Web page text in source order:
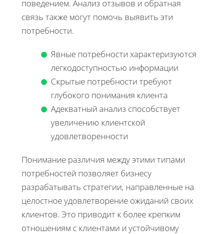
поведением. Анализ отзывов и обратная
связь также могут помочь выявить эти
потребности.
Явные потребности характеризуются
легкодоступностью информации
Скрытые потребности требуют
глубокого понимания клиента
Адекватный анализ способствует
увеличению клиентской
удовлетворенности
Понимание различия между этими типами
потребностей позволяет бизнесу
разрабатывать стратегии, направленные на
целостное удовлетворение ожиданий своих
клиентов. Это приводит к более крепким
отношениям с клиентами и устойчивому